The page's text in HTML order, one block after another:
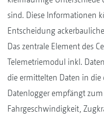
sind. Diese Informationen
Entscheidung
Das zentrale Element des
Telemetriemodul inkl.
die ermittelten Daten in
Datenlogger empfängt
Fahrgeschwindigkeit,